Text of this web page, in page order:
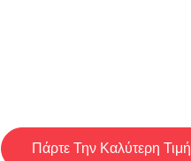
Πάρτε Την Καλύτερη Τιμή